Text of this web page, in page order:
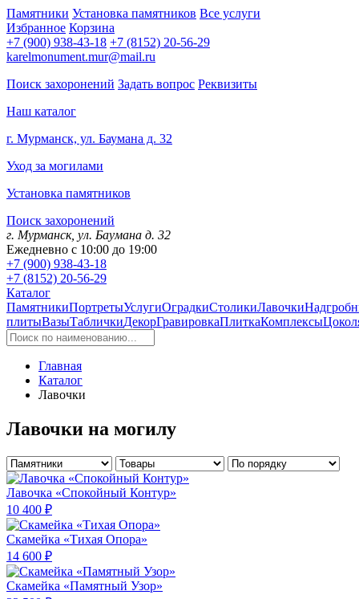
Памятники Установка памятников Все услуги
Избранное Корзина
+7 (900) 938-43-18 +7 (8152) 20-56-29
karelmonument.mur@mail.ru
Поиск захоронений Задать вопрос Реквизиты
Наш каталог
г. Мурманск, ул. Баумана д. 32
Уход за могилами
Установка памятников
Поиск захоронений
г. Мурманск, ул. Баумана д. 32
Ежедневно с 10:00 до 19:00
+7 (900) 938-43-18
+7 (8152) 20-56-29
Каталог
ПамятникиПортретыУслугиОградкиСтоликиЛавочки
плитыВазыТабличкиДекорГравировкаПлиткаКомплексы
Главная
Каталог
Лавочки
Лавочки на могилу
Лавочка «Спокойный Контур»
10 400 ₽
Скамейка «Тихая Опора»
14 600 ₽
Скамейка «Памятный Узор»